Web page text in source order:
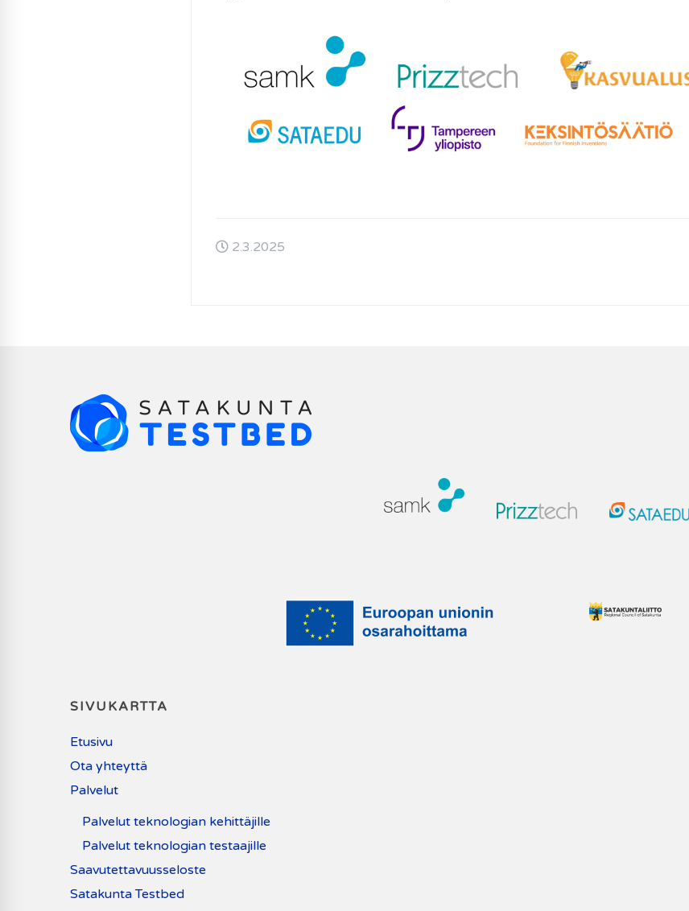
2.3.2025
SIVUKARTTA
Etusivu
Ota yhteyttä
Palvelut
Palvelut teknologian kehittäjille
Palvelut teknologian testaajille
Saavutettavuusseloste
Satakunta Testbed